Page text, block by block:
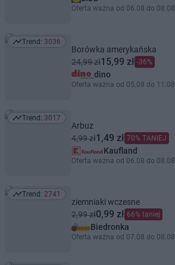
Oferta ważna od 06.08 do 08.08
Trend: 3036
Trend: 3036
Borówka amerykańska
24,99 zł15,99 zł -36%
dino
Oferta ważna od 05.08 do 11.08
Trend: 3017
Trend: 3017
Arbuz
4,99 zł1,49 zł 70% TANIEJ
Kaufland
Oferta ważna od 06.08 do 08.08
Trend: 2741
Trend: 2741
ziemniaki wczesne
2,99 zł0,99 zł 66% taniej
Biedronka
Oferta ważna od 07.08 do 08.08